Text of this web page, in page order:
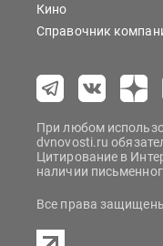
Кино
Справочник
При любом
dvnovosti.ru
Цитирование в
наличии
Все права